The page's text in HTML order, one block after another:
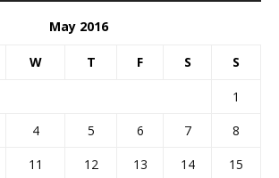
May 2016
W T F S S
1
4 5 6 7
8
11 12 13 14
15